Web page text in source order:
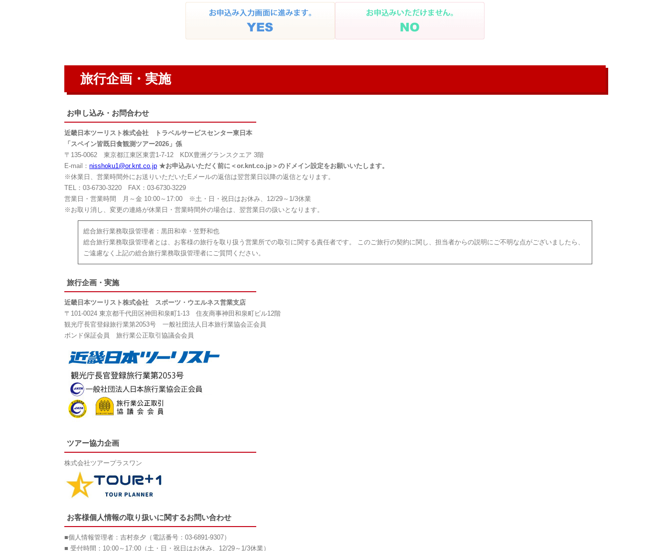
旅行企画・実施
お申し込み・お問合わせ
近畿日本ツーリスト株式会社 トラベルサービスセンター東日本
「スペイン皆既日食観測ツアー2026」係
〒135-0062 東京都江東区東雲1-7-12 KDX豊洲グランスクエア 3階
E-mail： nisshoku1@or.knt.co.jp ★お申込みいただく前に＜or.knt.co.jp＞のドメイン設定をお願いいたします。
※休業日、営業時間外にお送りいただいたEメールの返信は翌営業日以降の返信となります。
TEL：03-6730-3220 FAX：03-6730-3229
営業日・営業時間 月～金 10:00～17:00 ※土・日・祝日はお休み、12/29～1/3休業
※お取り消し、変更の連絡が休業日・営業時間外の場合は、翌営業日の扱いとなります。
総合旅行業務取扱管理者：黒田和幸・笠野和也
総合旅行業務取扱管理者とは、お客様の旅行を取り扱う営業所での取引に関する責任者です。 このご旅行の契約に関し、担当者からの説明にご不明な点がございましたら、
ご遠慮なく上記の総合旅行業務取扱管理者にご質問ください。
旅行企画・実施
近畿日本ツーリスト株式会社 スポーツ・ウエルネス営業支店
〒101-0024 東京都千代田区神田和泉町1‐13 住友商事神田和泉町ビル12階
観光庁長官登録旅行業第2053号 一般社団法人日本旅行業協会正会員
ボンド保証会員 旅行業公正取引協議会会員
ツアー協力企画
株式会社ツアープラスワン
お客様個人情報の取り扱いに関するお問い合わせ
■個人情報管理者：吉村奈夕（電話番号：03-6891-9307）
■ 受付時間：10:00～17:00（土・日・祝日はお休み、12/29～1/3休業）